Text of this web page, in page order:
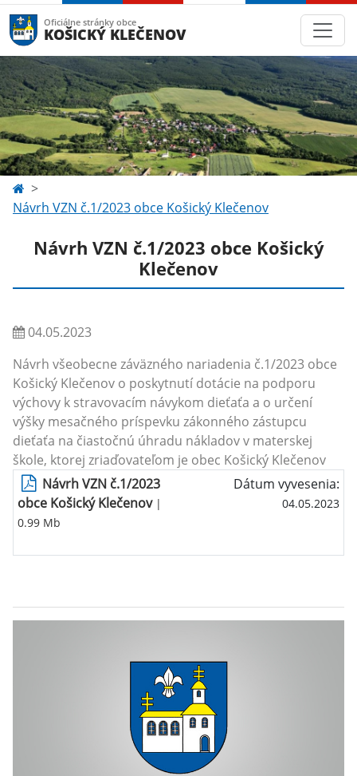
Oficiálne stránky obce
KOŠICKÝ KLEČENOV
Návrh VZN č.1/2023 obce Košický Klečenov
Návrh VZN č.1/2023 obce Košický
Klečenov
04.05.2023
Návrh všeobecne záväzného nariadenia č.1/2023 obce
Košický Klečenov o poskytnutí dotácie na podporu
výchovy k stravovacím návykom dieťaťa a o určení
výšky mesačného príspevku zákonného zástupcu
dieťaťa na čiastočnú úhradu nákladov v materskej
škole, ktorej zriaďovateľom je obec Košický Klečenov
Návrh VZN č.1/2023
obce Košický Klečenov|
0.99 Mb
Dátum vyvesenia:
04.05.2023